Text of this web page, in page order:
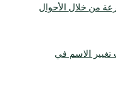
من خلال الأحوال
تغيير الاسم في